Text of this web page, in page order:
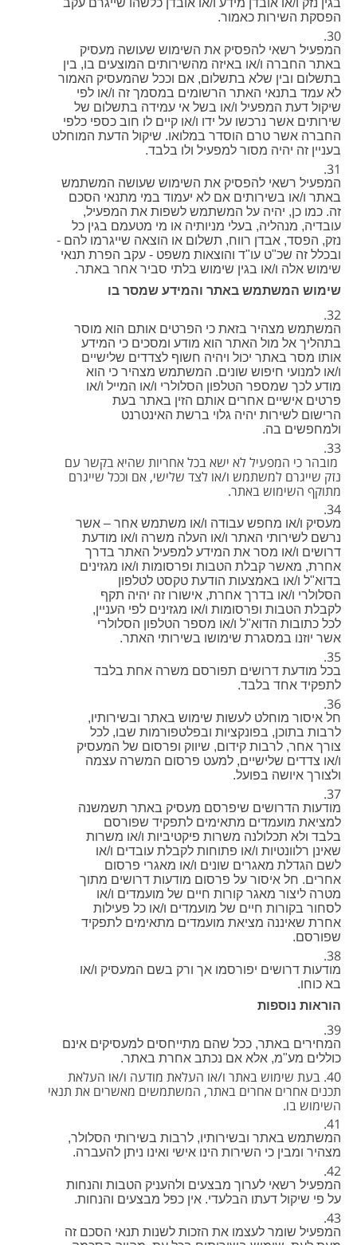
בגין נזק ו/או אובדן מידע ו/או אובדן כלשהו שייגרם עקב
הפסקת השירות כאמור.
המפעיל רשאי להפסיק את השימוש שעושה מעסיק
באתר החברה ו/או באיזה מהשירותים המוצעים בו, בין
בתשלום ובין שלא בתשלום, אם וככל שהמעסיק האמור
לא עמד בתנאי האתר הרשומים במסמך זה ו/או לפי
שיקול דעת המפעיל ו/או בשל אי עמידה בתשלום של
שירותים אשר נרכשו על ידו ו/או קיים לו חוב כספי כלפי
החברה אשר טרם הוסדר במלואו. שיקול הדעת המוחלט
בעניין זה יהיה מסור למפעיל ולו בלבד.
המפעיל רשאי להפסיק את השימוש שעושה המשתמש
באתר ו/או בשירותים אם לא יעמוד במי מתנאי הסכם
זה. כמו כן, יהיה על המשתמש לשפות את המפעיל,
עובדיה, מנהליה, בעלי מניותיה או מי מטעמם בגין כל
נזק, הפסד, אבדן רווח, תשלום או הוצאה שייגרמו להם -
ובכלל זה שכ"ט עו"ד והוצאות משפט - עקב הפרת תנאי
שימוש אלה ו/או בגין שימוש בלתי סביר אחר באתר.
שימוש המשתמש באתר והמידע שמסר בו
המשתמש מצהיר בזאת כי הפרטים אותם הוא מוסר
בתהליך אל מול האתר הוא מודע ומסכים כי המידע
אותו מסר באתר יכול ויהיה חשוף לצדדים שלישיים
ו/או למנועי חיפוש שונים. המשתמש מצהיר כי הוא
מודע לכך שמספר הטלפון הסלולרי ו/או המייל ו/או
פרטים אישיים אחרים אותם הזין באתר בעת
הרישום לשירות יהיה גלוי ברשת האינטרנט
ולמחפשים בה.
מובהר כי המפעיל לא ישא בכל אחריות שהיא בקשר עם
נזק שייגרם למשתמש ו/או לצד שלישי, אם וככל שייגרם
מתוקף השימוש באתר.
מעסיק ו/או מחפש עבודה ו/או משתמש אחר – אשר
נרשם לשירותי האתר ו/או העלה משרה ו/או מודעת
דרושים ו/או מסר את המידע למפעיל האתר בדרך
אחרת, מאשר קבלת הטבות ופרסומות ו/או מגזינים
בדוא"ל ו/או באמצעות הודעת טקסט לטלפון
הסלולרי ו/או בדרך אחרת, אישורו זה יהיה תקף
לקבלת הטבות ופרסומות ו/או מגזינים לפי העניין,
לכל כתובות הדוא"ל ו/או מספר הטלפון הסלולרי
אשר יוזנו במסגרת שימושו בשירותי האתר.
בכל מודעת דרושים תפורסם משרה אחת בלבד
לתפקיד אחד בלבד.
חל איסור מוחלט לעשות שימוש באתר ובשירותיו,
לרבות בתוכן, בפונקציות ובפלטפורמות שבו, לכל
צורך אחר, לרבות קידום, שיווק ופרסום של המעסיק
ו/או צדדים שלישיים, למעט פרסום המשרה עצמה
ולצורך איושה בפועל.
מודעות הדרושים שיפרסם מעסיק באתר תשמשנה
למציאת מועמדים מתאימים לתפקיד שפורסם
בלבד ולא תכלולנה משרות פיקטיביות ו/או משרות
שאינן רלוונטיות ו/או פתוחות לקבלת עובדים ו/או
לשם הגדלת מאגרים שונים ו/או מאגרי פרסום
אחרים. חל איסור על פרסום מודעות דרושים מתוך
מטרה ליצור מאגר קורות חיים של מועמדים ו/או
לסחור בקורות חיים של מועמדים ו/או כל פעילות
אחרת שאיננה מציאת מועמדים מתאימים לתפקיד
שפורסם.
מודעות דרושים יפורסמו אך ורק בשם המעסיק ו/או
בא כוחו.
הוראות נוספות
המחירים באתר, ככל שהם מתייחסים למעסיקים אינם
כוללים מע"מ, אלא אם נכתב אחרת באתר.
בעת שימוש באתר ו/או העלאת מודעה ו/או העלאת
תכנים אחרים אחרים באתר, המשתמשים מאשרים את תנאי
השימוש בו.
המשתמש באתר ובשירותיו, לרבות בשירותי הסלולר,
מצהיר ומבין כי השירות הינו אישי ואינו ניתן להעברה.
המפעיל רשאי לערוך מבצעים ולהעניק הטבות והנחות
על פי שיקול דעתו הבלעדי. אין כפל מבצעים והנחות.
המפעיל שומר לעצמו את הזכות לשנות תנאי הסכם זה